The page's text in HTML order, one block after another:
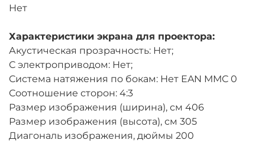
Нет
Характеристики экрана для проектора:
Акустическая прозрачность: Нет;
С электроприводом: Нет;
Система натяжения по бокам: Нет EAN MMC 0
Соотношение сторон: 4:3
Размер изображения (ширина), см 406
Размер изображения (высота), см 305
Диагональ изображения, дюймы 200